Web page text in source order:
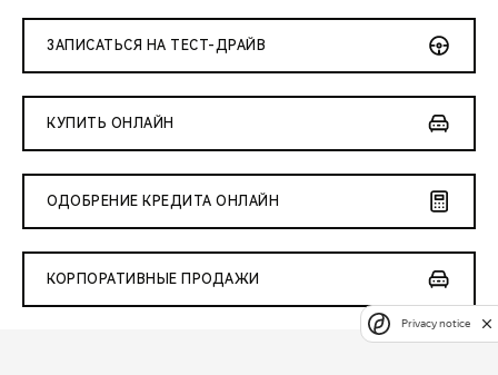
ЗАПИСАТЬСЯ НА ТЕСТ-ДРАЙВ
КУПИТЬ ОНЛАЙН
ОДОБРЕНИЕ КРЕДИТА ОНЛАЙН
КОРПОРАТИВНЫЕ ПРОДАЖИ
Privacy notice